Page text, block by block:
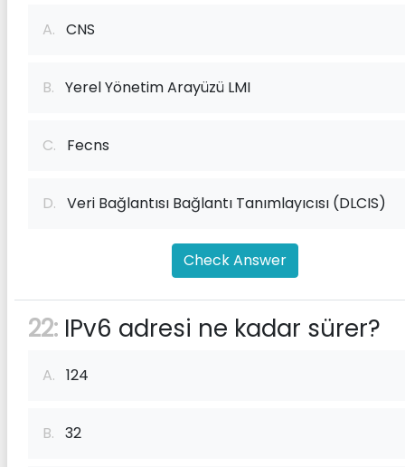
A. CNS
B. Yerel Yönetim Arayüzü LMI
C. Fecns
D. Veri Bağlantısı Bağlantı Tanımlayıcısı (DLCIS)
Check Answer
22: IPv6 adresi ne kadar sürer?
A. 124
B. 32